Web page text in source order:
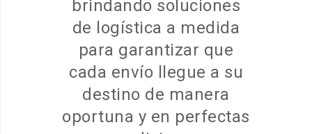
brindando soluciones
de logística a medida
para garantizar que
cada envío llegue a su
destino de manera
oportuna y en perfectas